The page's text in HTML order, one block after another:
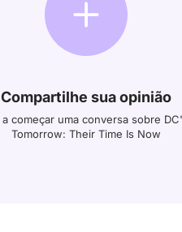
Compartilhe sua opinião
a começar uma conversa sobre
Tomorrow: Their Time Is Now